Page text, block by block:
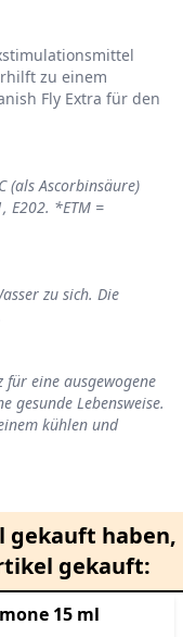
zu einem
Fly Extra für den
(als Ascorbinsäure)
E202. *ETM =
zu sich. Die
eine ausgewogene
gesunde Lebensweise.
kühlen und
gekauft haben,
gekauft:
15 ml